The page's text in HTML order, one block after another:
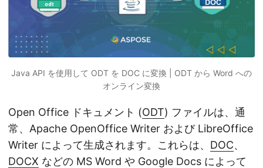
Java API を使用して ODT を DOC に変換 | ODT から Word への
オンライン変換
Open Office ドキュメント (ODT) ファイルは、通
常、Apache OpenOffice Writer および LibreOffice
Writer によって生成されます。これらは、 DOC、
DOCX などの MS Word や Google Docs によって